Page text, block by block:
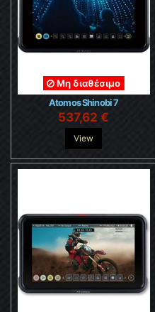
Μη διαθέσιμο
Atomos Shinobi 7
537,62 €
View